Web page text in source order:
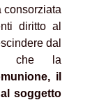
consorziata
diritto al
dal
che la
il
soggetto